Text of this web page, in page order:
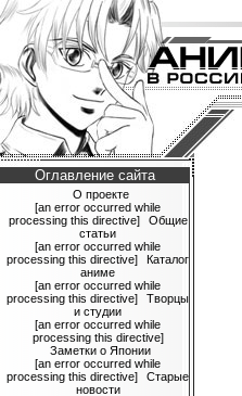
Оглавление сайта
О проекте
[an error occurred while
processing this directive]
Общие
статьи
[an error occurred while
processing this directive]
Каталог
аниме
[an error occurred while
processing this directive]
Творцы
и студии
[an error occurred while
processing this directive]
Заметки о Японии
[an error occurred while
processing this directive]
Старые
новости